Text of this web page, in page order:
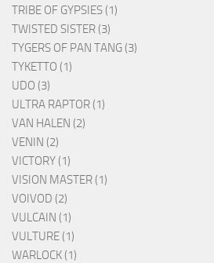
TRIBE OF GYPSIES (1)
TWISTED SISTER (3)
TYGERS OF PAN TANG (3)
TYKETTO (1)
UDO (3)
ULTRA RAPTOR (1)
VAN HALEN (2)
VENIN (2)
VICTORY (1)
VISION MASTER (1)
VOIVOD (2)
VULCAIN (1)
VULTURE (1)
WARLOCK (1)